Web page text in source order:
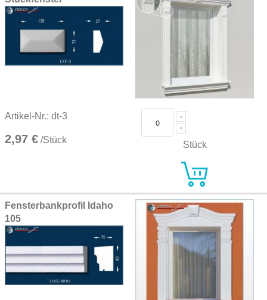
Artikel-Nr.: dt-3
2,97 € /Stück Stück
Fensterbankprofil Idaho
105